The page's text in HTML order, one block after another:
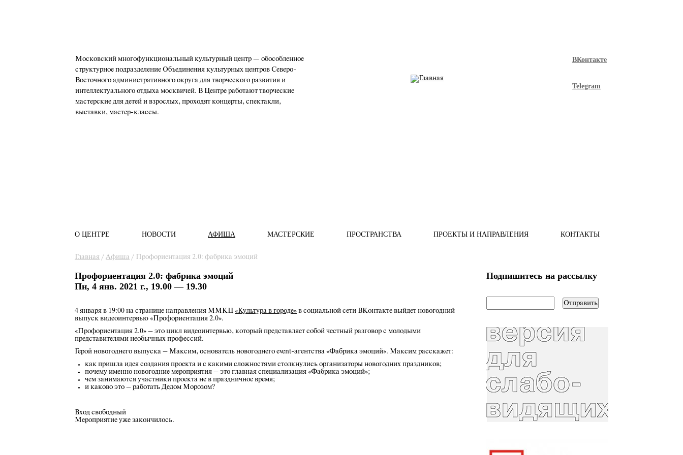
Московский многофункциональный культурный центр — обособленное
структурное подразделение Объединения культурных центров Северо-
Восточного административного округа для творческого развития и
интеллектуального отдыха москвичей. В Центре работают творческие
мастерские для детей и взрослых, проходят концерты, спектакли,
выставки, мастер-классы.
ВКонтакте
Telegram
Главное меню
О ЦЕНТРЕ НОВОСТИ АФИША МАСТЕРСКИЕ ПРОСТРАНСТВА ПРОЕКТЫ И НАПРАВЛЕНИЯ КОНТАКТЫ
Вы здесь
Главная / Афиша / Профориентация 2.0: фабрика эмоций
Профориентация 2.0: фабрика эмоций
Пн, 4 янв. 2021 г., 19.00 — 19.30
4 января в 19:00 на странице направления ММКЦ «Культура в городе» в социальной сети ВКонтакте выйдет новогодний
выпуск видеоинтервью «Профориентация 2.0».
«Профориентация 2.0» – это цикл видеоинтервью, который представляет собой честный разговор с молодыми
представителями необычных профессий.
Герой новогоднего выпуска – Максим, основатель новогоднего event-агентства «Фабрика эмоций». Максим расскажет:
как пришла идея создания проекта и с какими сложностями столкнулись организаторы новогодних праздников;
почему именно новогодние мероприятия – это главная специализация «Фабрика эмоций»;
чем занимаются участники проекта не в праздничное время;
и каково это – работать Дедом Морозом?
Вход свободный
Мероприятие уже закончилось.
Подпишитесь на рассылку